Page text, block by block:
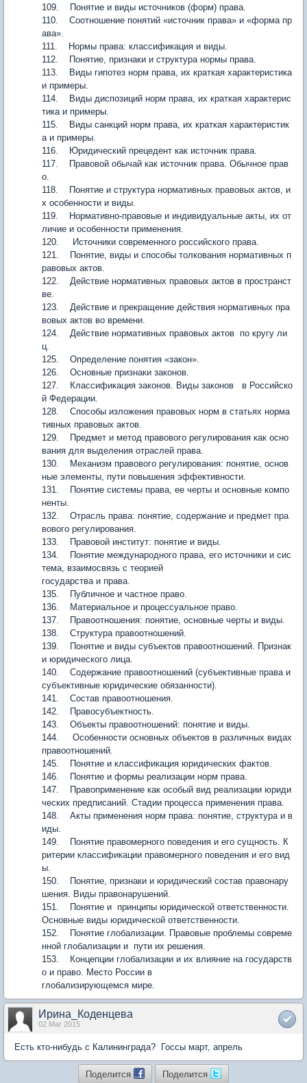
109. Понятие и виды источников (форм) права.
110. Соотношение понятий «источник права» и «форма пр
ава».
111. Нормы права: классификация и виды.
112. Понятие, признаки и структура нормы права.
113. Виды гипотез норм права, их краткая характеристика
и примеры.
114. Виды диспозиций норм права, их краткая характерис
тика и примеры.
115. Виды санкций норм права, их краткая характеристик
а и примеры.
116. Юридический прецедент как источник права.
117. Правовой обычай как источник права. Обычное прав
о.
118. Понятие и структура нормативных правовых актов, и
х особенности и виды.
119. Нормативно-правовые и индивидуальные акты, их от
личие и особенности применения.
120. Источники современного российского права.
121. Понятие, виды и способы толкования нормативных п
равовых актов.
122. Действие нормативных правовых актов в пространст
ве.
123. Действие и прекращение действия нормативных пра
вовых актов во времени.
124. Действие нормативных правовых актов по кругу ли
ц.
125. Определение понятия «закон».
126. Основные признаки законов.
127. Классификация законов. Виды законов в Российско
й Федерации.
128. Способы изложения правовых норм в статьях норма
тивных правовых актов.
129. Предмет и метод правового регулирования как осно
вания для выделения отраслей права.
130. Механизм правового регулирования: понятие, основ
ные элементы, пути повышения эффективности.
131. Понятие системы права, ее черты и основные компо
ненты.
132. Отрасль права: понятие, содержание и предмет пра
вового регулирования.
133. Правовой институт: понятие и виды.
134. Понятие международного права, его источники и сис
тема, взаимосвязь с теорией
государства и права.
135. Публичное и частное право.
136. Материальное и процессуальное право.
137. Правоотношения: понятие, основные черты и виды.
138. Структура правоотношений.
139. Понятие и виды субъектов правоотношений. Признак
и юридического лица.
140. Содержание правоотношений (субъективные права и
субъективные юридические обязанности).
141. Состав правоотношения.
142. Правосубъектность.
143. Объекты правоотношений: понятие и виды.
144. Особенности основных объектов в различных видах
правоотношений.
145. Понятие и классификация юридических фактов.
146. Понятие и формы реализации норм права.
147. Правоприменение как особый вид реализации юриди
ческих предписаний. Стадии процесса применения права.
148. Акты применения норм права: понятие, структура и в
иды.
149. Понятие правомерного поведения и его сущность. К
ритерии классификации правомерного поведения и его вид
ы.
150. Понятие, признаки и юридический состав правонару
шения. Виды правонарушений.
151. Понятие и принципы юридической ответственности.
Основные виды юридической ответственности.
152. Понятие глобализации. Правовые проблемы совреме
нной глобализации и пути их решения.
153. Концепции глобализации и их влияние на государств
о и право. Место России в
глобализирующемся мире.
Ирина_Коденцева
02 Mar 2015
Есть кто-нибудь с Калининграда? Госсы март, апрель
Поделится Поделится